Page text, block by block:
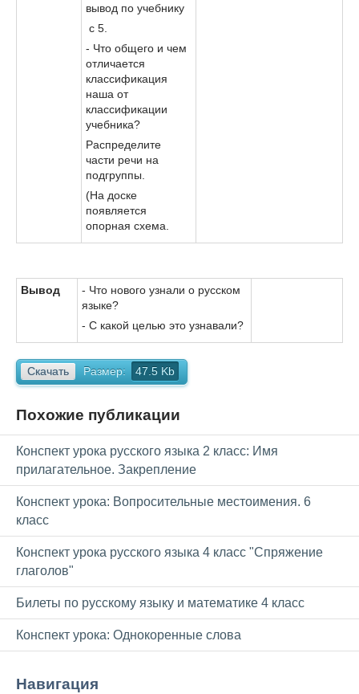
вывод по учебнику
с 5.
- Что общего и чем
отличается
классификация
наша от
классификации
учебника?
Распределите
части речи на
подгруппы.
(На доске
появляется
опорная схема.
Вывод
- Что нового узнали о русском
языке?
- С какой целью это узнавали?
Скачать Размер: 47.5 Kb
Похожие публикации
Конспект урока русского языка 2 класс: Имя
прилагательное. Закрепление
Конспект урока: Вопросительные местоимения. 6
класс
Конспект урока русского языка 4 класс "Спряжение
глаголов"
Билеты по русскому языку и математике 4 класс
Конспект урока: Однокоренные слова
Навигация